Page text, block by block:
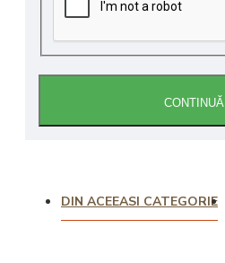
CONTINUĂ
DIN ACEEASI CATEGORIE